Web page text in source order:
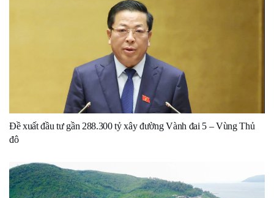
Đề xuất đầu tư gần 288.300 tỷ xây đường Vành đai 5 – Vùng Thủ
đô